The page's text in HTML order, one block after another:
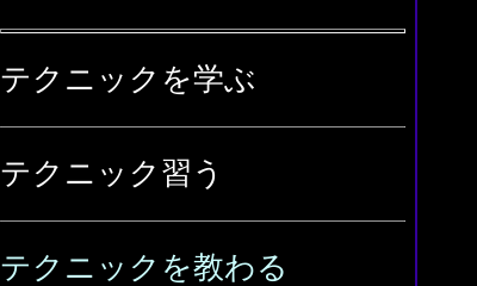
テクニックを学ぶ
テクニック習う
テクニックを教わる